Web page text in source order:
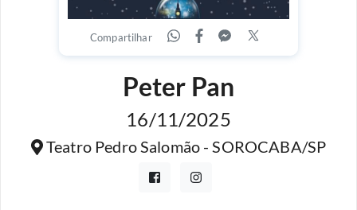
Compartilhar
Peter Pan
16/11/2025
Teatro Pedro Salomão - SOROCABA/SP